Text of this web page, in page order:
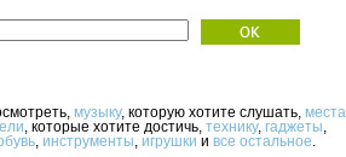
музыку, которую хотите слушать, места
, которые хотите достичь, технику, гаджеты
инструменты игрушки и все остальное